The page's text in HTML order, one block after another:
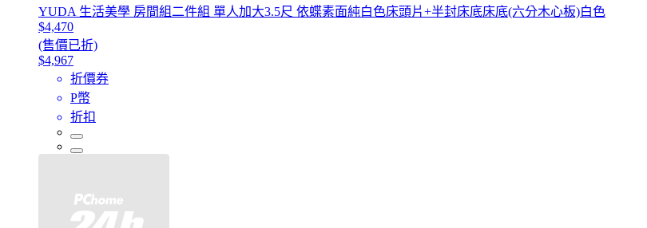
YUDA 生活美學 房間組二件組 單人加大3.5尺 依蝶素面純白色床頭片+半封床底床底(六分木心板)白色
$4,470
(售價已折)
$4,967
折價券
P幣
折扣